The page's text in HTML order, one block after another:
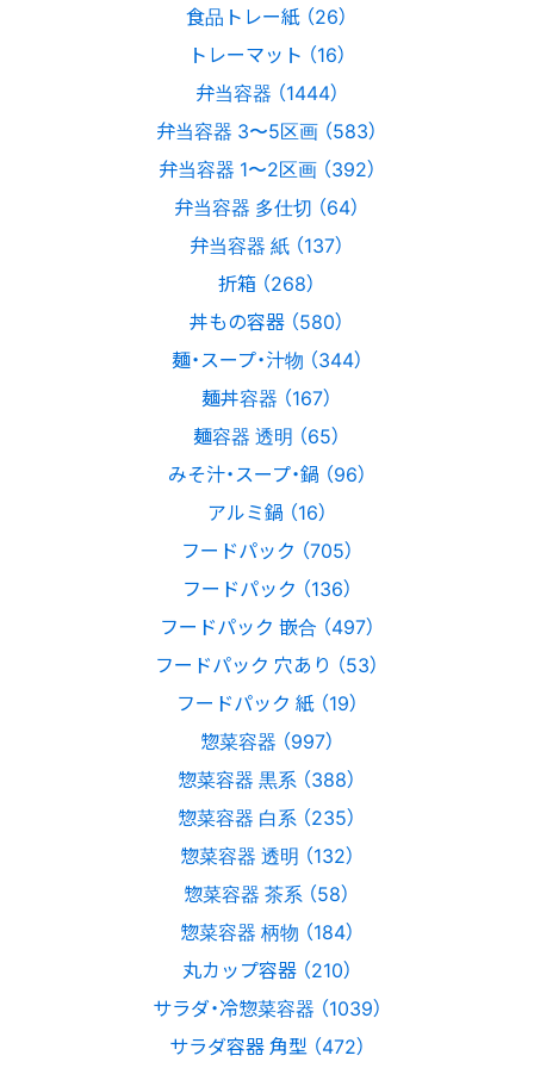
食品トレー紙 （26）
トレーマット （16）
弁当容器 （1444）
弁当容器 3〜5区画 （583）
弁当容器 1〜2区画 （392）
弁当容器 多仕切 （64）
弁当容器 紙 （137）
折箱 （268）
丼もの容器 （580）
麺・スープ・汁物 （344）
麺丼容器 （167）
麺容器 透明 （65）
みそ汁・スープ・鍋 （96）
アルミ鍋 （16）
フードパック （705）
フードパック （136）
フードパック 嵌合 （497）
フードパック 穴あり （53）
フードパック 紙 （19）
惣菜容器 （997）
惣菜容器 黒系 （388）
惣菜容器 白系 （235）
惣菜容器 透明 （132）
惣菜容器 茶系 （58）
惣菜容器 柄物 （184）
丸カップ容器 （210）
サラダ・冷惣菜容器 （1039）
サラダ容器 角型 （472）